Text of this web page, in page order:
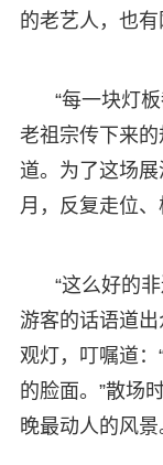
的老艺人，也有
“每一块灯
老祖宗传下来
道。为了这场
月，反复走位、
“这么好的
游客的话语道
观灯，叮嘱道
的脸面。”散场
晚最动人的风景